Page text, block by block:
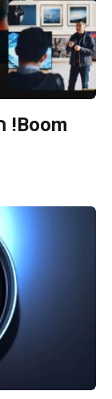
Boom! חדר ישיבות גמיש ומעניין